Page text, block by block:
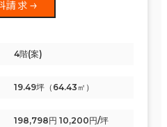
請求
4階(案)
19.49坪（64.43㎡）
198,798円 10,200円/坪